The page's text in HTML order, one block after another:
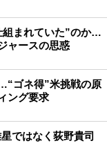
組まれていた”のか…
ャースの思惑
ゴネ得”米挑戦の原
ング要求
ではなく荻野貴司